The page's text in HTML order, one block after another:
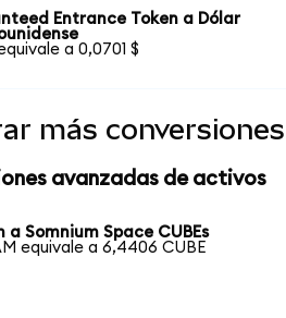
Entrance Token a Dólar
a 0,0701 $
más conversiones
avanzadas de activos
a Somnium Space CUBEs
equivale a 6,4406 CUBE